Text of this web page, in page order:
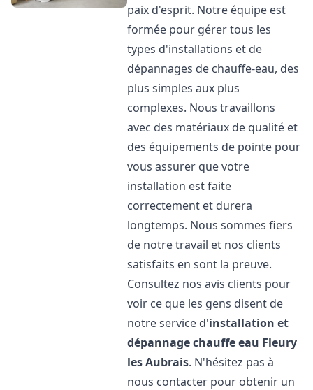
paix d'esprit. Notre équipe est
formée pour gérer tous les
types d'installations et de
dépannages de chauffe-eau, des
plus simples aux plus
complexes. Nous travaillons
avec des matériaux de qualité et
des équipements de pointe pour
vous assurer que votre
installation est faite
correctement et durera
longtemps. Nous sommes fiers
de notre travail et nos clients
satisfaits en sont la preuve.
Consultez nos avis clients pour
voir ce que les gens disent de
notre service d'installation et
dépannage chauffe eau Fleury
les Aubrais. N'hésitez pas à
nous contacter pour obtenir un